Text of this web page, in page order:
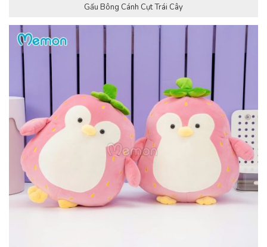
Gấu Bông Cánh Cụt Trái Cây